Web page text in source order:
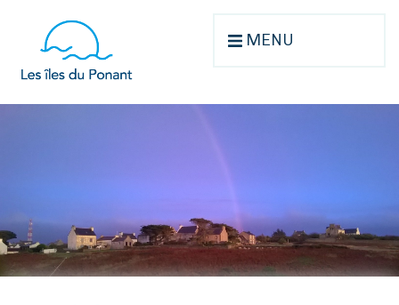
MENU